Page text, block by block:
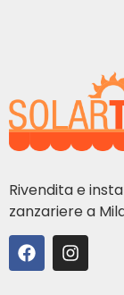
Rivendita e
zanzariere a